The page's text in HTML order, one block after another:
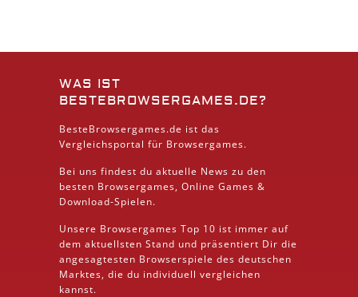
WAS IST
BESTEBROWSERGAMES.DE?
BesteBrowsergames.de ist das
Vergleichsportal für Browsergames.
Bei uns findest du aktuelle News zu den
besten Browsergames, Online Games &
Download-Spielen.
Unsere Browsergames Top 10 ist immer auf
dem aktuellsten Stand und präsentiert Dir die
angesagtesten Browserspiele des deutschen
Marktes, die du individuell vergleichen
kannst.